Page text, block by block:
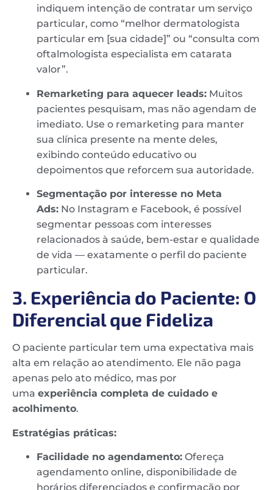
indiquem intenção de contratar um serviço
particular, como “melhor dermatologista
particular em [sua cidade]” ou “consulta com
oftalmologista especialista em catarata
valor”.
Remarketing para aquecer leads: Muitos
pacientes pesquisam, mas não agendam de
imediato. Use o remarketing para manter
sua clínica presente na mente deles,
exibindo conteúdo educativo ou
depoimentos que reforcem sua autoridade.
Segmentação por interesse no Meta
Ads: No Instagram e Facebook, é possível
segmentar pessoas com interesses
relacionados à saúde, bem-estar e qualidade
de vida — exatamente o perfil do paciente
particular.
3. Experiência do Paciente: O
Diferencial que Fideliza
O paciente particular tem uma expectativa mais
alta em relação ao atendimento. Ele não paga
apenas pelo ato médico, mas por
uma experiência completa de cuidado e
acolhimento.
Estratégias práticas:
Facilidade no agendamento: Ofereça
agendamento online, disponibilidade de
horários diferenciados e confirmação por